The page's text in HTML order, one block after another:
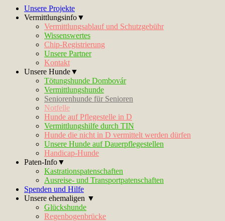
Unsere Projekte
Vermittlungsinfo▼
Vermittlungsablauf und Schutzgebühr
Wissenswertes
Chip-Registrierung
Unsere Partner
Kontakt
Unsere Hunde▼
Tötungshunde Dombovár
Vermittlungshunde
Seniorenhunde für Senioren
Notfelle
Hunde auf Pflegestelle in D
Vermittlungshilfe durch TIN
Hunde die nicht in D vermittelt werden dürfen
Unsere Hunde auf Dauerpflegestellen
Handicap-Hunde
Paten-Info▼
Kastrationspatenschaften
Ausreise- und Transportpatenschaften
Spenden und Hilfe
Unsere ehemaligen ▼
Glückshunde
Regenbogenbrücke